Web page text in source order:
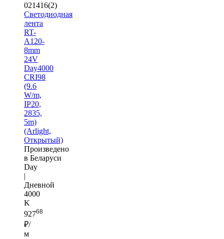
021416(2)
Светодиодная
лента
RT-
A120-
8mm
24V
Day4000
CRI98
(9.6
W/m,
IP20,
2835,
5m)
(Arlight,
Открытый)
Произведено
в Беларуси
Day
|
Дневной
4000
K
92768
₽/
м